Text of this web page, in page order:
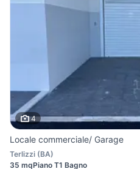
4
Locale commerciale/ Garage
Terlizzi (BA)
35 mqPiano T1 Bagno